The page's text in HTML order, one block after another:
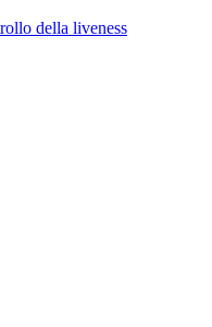
della liveness